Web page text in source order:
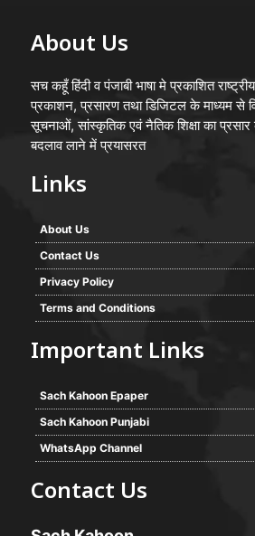
About Us
सच कहूँ हिंदी व पंजाबी भाषा मे प्रकाशित
प्रकाशन, प्रसारण तथा डिजिटल के माध्यम से
सूचनाओं, सांस्कृतिक एवं नैतिक शिक्षा का
बदलाव लाने में प्रयासरत
Links
About Us
Contact Us
Privacy Policy
Terms and Conditions
Important Links
Sach Kahoon Epaper
Sach Kahoon Punjabi
WhatsApp Channel
Contact Us